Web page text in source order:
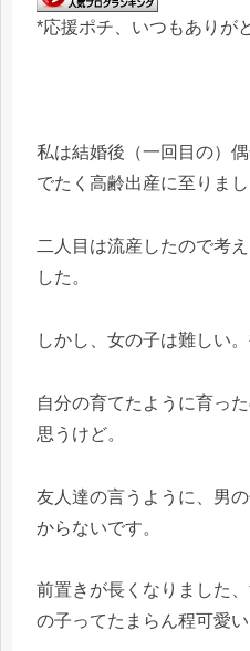
*応援ポチ、いつもありが
私は結婚後（一回目の）
でたく高齢出産に至りまし
二人目は流産したので考
した。
しかし、女の子は難しい
自分の育てたように育っ
思うけど。
友人達の言うように、男
からないです。
前置きが長くなりました
の子ってたまらん程可愛